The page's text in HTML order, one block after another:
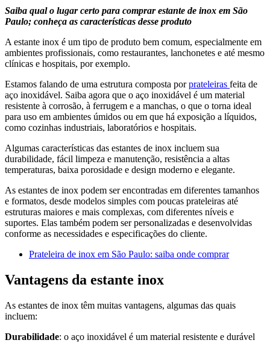
Saiba qual o lugar certo para comprar estante de inox em São
Paulo; conheça as características desse produto
A estante inox é um tipo de produto bem comum, especialmente em
ambientes profissionais, como restaurantes, lanchonetes e até mesmo
clínicas e hospitais, por exemplo.
Estamos falando de uma estrutura composta porprateleiras feita de
aço inoxidável. Saiba agora que o aço inoxidável é um material
resistente à corrosão, à ferrugem e a manchas, o que o torna ideal
para uso em ambientes úmidos ou em que há exposição a líquidos,
como cozinhas industriais, laboratórios e hospitais.
Algumas características das estantes de inox incluem sua
durabilidade, fácil limpeza e manutenção, resistência a altas
temperaturas, baixa porosidade e design moderno e elegante.
As estantes de inox podem ser encontradas em diferentes tamanhos
e formatos, desde modelos simples com poucas prateleiras até
estruturas maiores e mais complexas, com diferentes níveis e
suportes. Elas também podem ser personalizadas e desenvolvidas
conforme as necessidades e especificações do cliente.
Prateleira de inox em São Paulo: saiba onde comprar
Vantagens da estante inox
As estantes de inox têm muitas vantagens, algumas das quais
incluem:
Durabilidade: o aço inoxidável é um material resistente e durável